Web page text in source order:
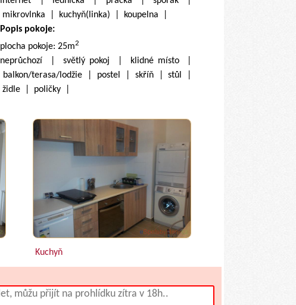
mikrovlnka | kuchyň(linka) | koupelna |
Popis pokoje:
plocha pokoje: 25m2
neprůchozí | světlý pokoj | klidné místo |
balkon/terasa/lodžie | postel | skříň | stůl |
židle | poličky |
Kuchyň